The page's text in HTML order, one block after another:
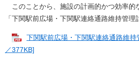
このことから、施設の計画的かつ効率的
「下関駅前広場・下関駅連絡通路維持管理
下関駅前広場・下関駅連絡通路維
／377KB]